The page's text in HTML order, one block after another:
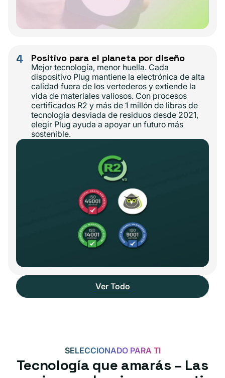
4 Positivo para el planeta por diseño
Mejor tecnología, menor huella. Cada
dispositivo Plug mantiene la electrónica de alta
calidad fuera de los vertederos y extiende la
vida de materiales valiosos. Con procesos
certificados R2 y más de 1 millón de libras de
tecnología desviada de residuos desde 2021,
elegir Plug ayuda a apoyar un futuro más
sostenible.
Ver Todo
SELECCIONADO PARA TI
Tecnología que amarás – Las